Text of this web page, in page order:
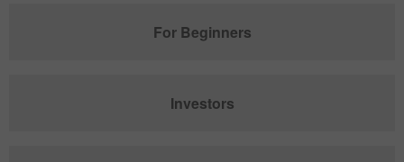
For Beginners
Investors